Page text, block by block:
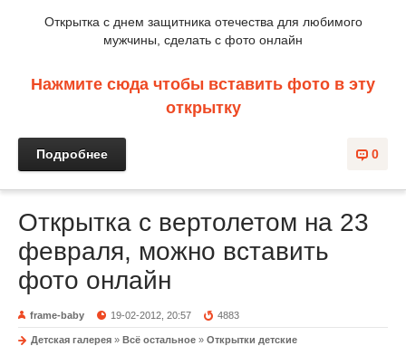
Открытка с днем защитника отечества для любимого
мужчины, сделать с фото онлайн
Нажмите сюда чтобы вставить фото в эту
открытку
0
Подробнее
Открытка с вертолетом на 23
февраля, можно вставить
фото онлайн
frame-baby 19-02-2012, 20:57 4883
Детская галерея » Всё остальное » Открытки детские